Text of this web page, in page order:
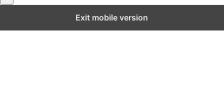
Exit mobile version